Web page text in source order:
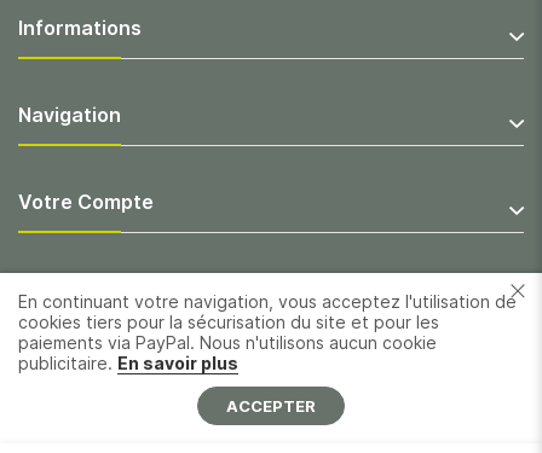
En continuant votre navigation, vous acceptez l'utilisation de
cookies tiers pour la sécurisation du site et pour les
paiements via PayPal. Nous n'utilisons aucun cookie
publicitaire. En savoir plus
ACCEPTER
Informations
Navigation
Votre Compte